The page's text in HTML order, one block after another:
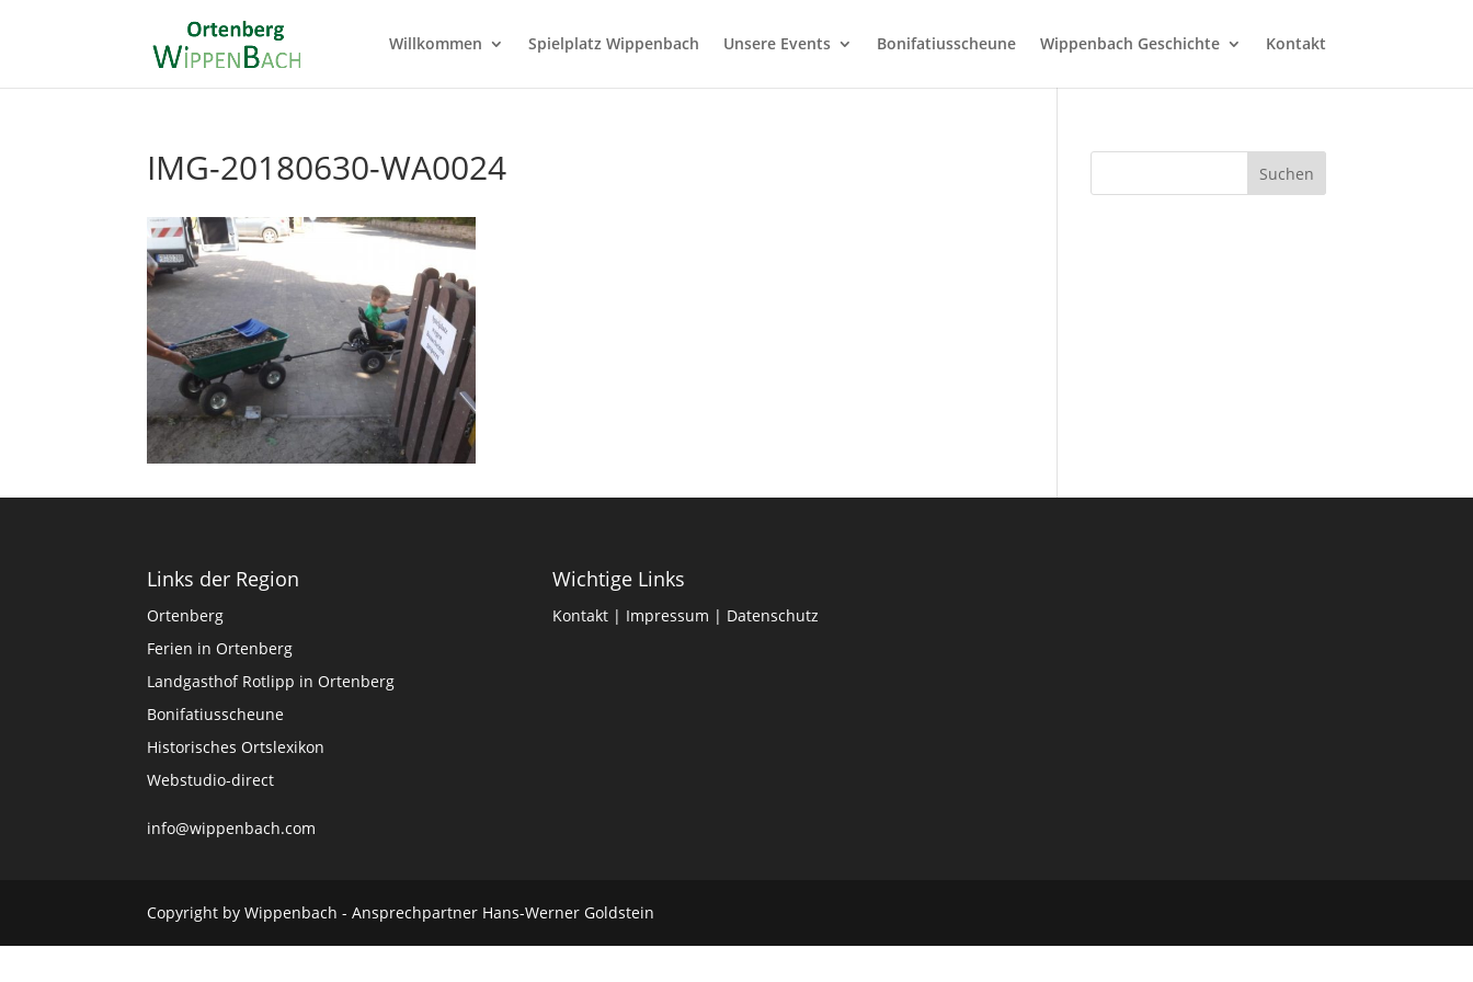
Willkommen Spielplatz Wippenbach Unsere Events Bonifatiusscheune Wippenbach Geschichte Kontakt
IMG-20180630-WA0024
Links der Region
Ortenberg
Ferien in Ortenberg
Landgasthof Rotlipp in Ortenberg
Bonifatiusscheune
Historisches Ortslexikon
Webstudio-direct
info@wippenbach.com
Wichtige Links
Kontakt| Impressum | Datenschutz
Copyright by Wippenbach - Ansprechpartner Hans-Werner Goldstein